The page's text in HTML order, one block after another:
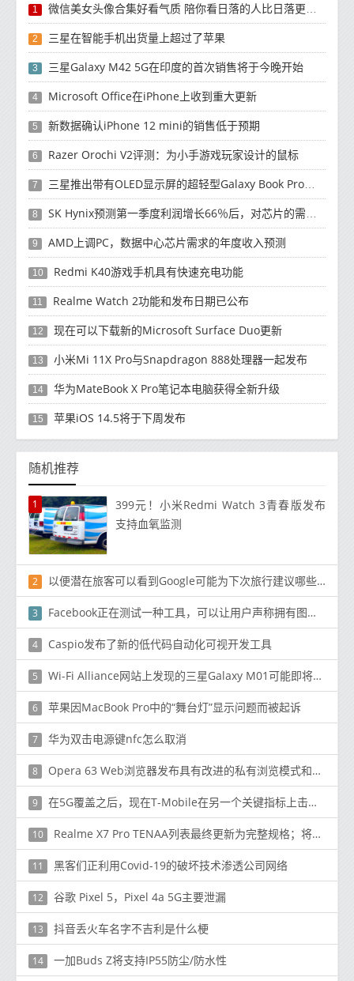
1 微信美女头像合集好看气质 陪你看日落的人比日落更浪漫
2 三星在智能手机出货量上超过了苹果
3 三星Galaxy M42 5G在印度的首次销售将于今晚开始
4 Microsoft Office在iPhone上收到重大更新
5 新数据确认iPhone 12 mini的销售低于预期
6 Razer Orochi V2评测：为小手游戏玩家设计的鼠标
7 三星推出带有OLED显示屏的超轻型Galaxy Book Pro和Galaxy Book Pro 360笔记本电脑
8 SK Hynix预测第一季度利润增长66％后，对芯片的需求将增强
9 AMD上调PC，数据中心芯片需求的年度收入预测
10 Redmi K40游戏手机具有快速充电功能
11 Realme Watch 2功能和发布日期已公布
12 现在可以下载新的Microsoft Surface Duo更新
13 小米Mi 11X Pro与Snapdragon 888处理器一起发布
14 华为MateBook X Pro笔记本电脑获得全新升级
15 苹果iOS 14.5将于下周发布
随机推荐
1
399元！小米Redmi Watch 3青春版发布
支持血氧监测
2 以便潜在旅客可以看到Google可能为下次旅行建议哪些令人兴奋的目的地
3 Facebook正在测试一种工具，可以让用户声称拥有图像版权
4 Caspio发布了新的低代码自动化可视开发工具
5 Wi-Fi Alliance网站上发现的三星Galaxy M01可能即将推出
6 苹果因MacBook Pro中的“舞台灯”显示问题而被起诉
7 华为双击电源键nfc怎么取消
8 Opera 63 Web浏览器发布具有改进的私有浏览模式和书签
9 在5G覆盖之后，现在T-Mobile在另一个关键指标上击败了Verizon和AT＆T
10 Realme X7 Pro TENAA列表最终更新为完整规格；将与Redmi K30 Ultra竞争
11 黑客们正利用Covid-19的破坏技术渗透公司网络
12 谷歌 Pixel 5，Pixel 4a 5G主要泄漏
13 抖音丢火车名字不吉利是什么梗
14 一加Buds Z将支持IP55防尘/防水性